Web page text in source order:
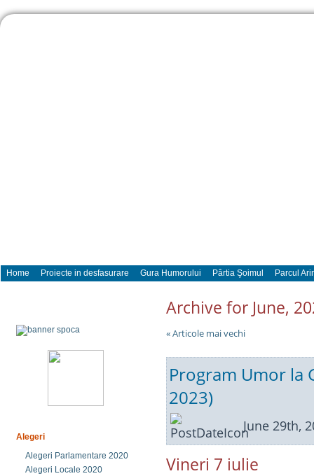
Home Proiecte in desfasurare Gura Humorului Pârtia Şoimul Parcul
Alegeri
Alegeri Parlamentare 2020
Alegeri Locale 2020
Archive for June,
« Articole mai vechi
Program Umor la
2023)
June 29th,
Vineri 7 iulie